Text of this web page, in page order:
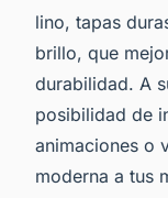
lino, tapas
brillo, que
durabilidad. A
posibilidad de
animaciones o
moderna a tus